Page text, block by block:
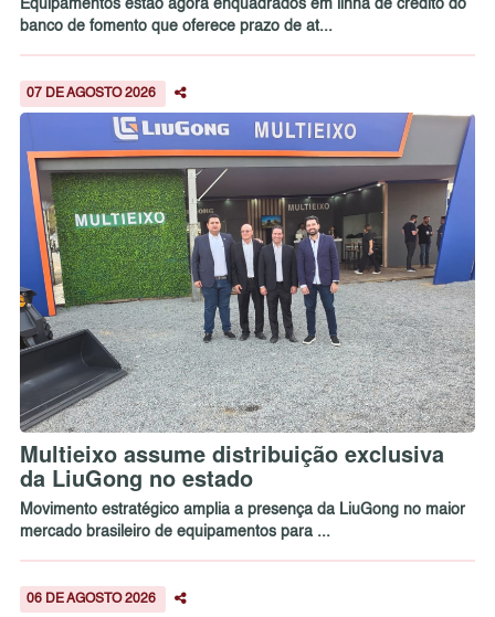
Equipamentos estão agora enquadrados em linha de crédito do
banco de fomento que oferece prazo de at...
07 DE AGOSTO 2026
Multieixo assume distribuição exclusiva
da LiuGong no estado
Movimento estratégico amplia a presença da LiuGong no maior
mercado brasileiro de equipamentos para ...
06 DE AGOSTO 2026